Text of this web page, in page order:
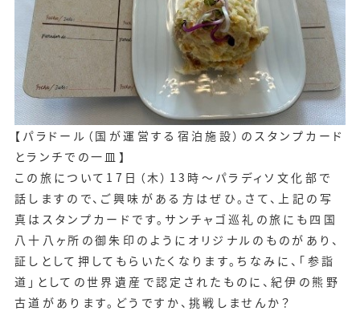
【パラドール（国が運営する宿泊施設）のスタンプカード
とランチでの一皿】
この旅について17日（木）13時～パラディソ文化部で
話しますので、ご興味がある方はぜひ。さて、上記の写
真はスタンプカードです。サンチャゴ巡礼の旅にも四国
八十八ヶ所の御朱印のようにオリジナルのものがあり、
証しとして押してもらいたくなります。ちなみに、「参詣
道」としての世界遺産で認定されたものに、紀伊の熊野
古道があります。どうですか、挑戦しませんか？